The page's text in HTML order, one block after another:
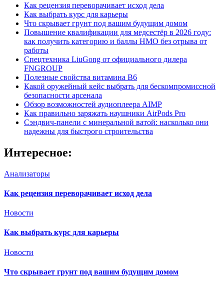
Как рецензия переворачивает исход дела
Как выбрать курс для карьеры
Что скрывает грунт под вашим будущим домом
Повышение квалификации для медсестёр в 2026 году:
как получить категорию и баллы НМО без отрыва от
работы
Спецтехника LiuGong от официального дилера
FNGROUP
Полезные свойства витамина B6
Какой оружейный кейс выбрать для бескомпромиссной
безопасности арсенала
Обзор возможностей аудиоплеера AIMP
Как правильно заряжать наушники AirPods Pro
Сэндвич-панели с минеральной ватой: насколько они
надежны для быстрого строительства
Интересное:
Анализаторы
Как рецензия переворачивает исход дела
Новости
Как выбрать курс для карьеры
Новости
Что скрывает грунт под вашим будущим домом